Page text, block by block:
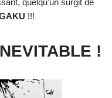
quelqu’un surgit de
!!!
!